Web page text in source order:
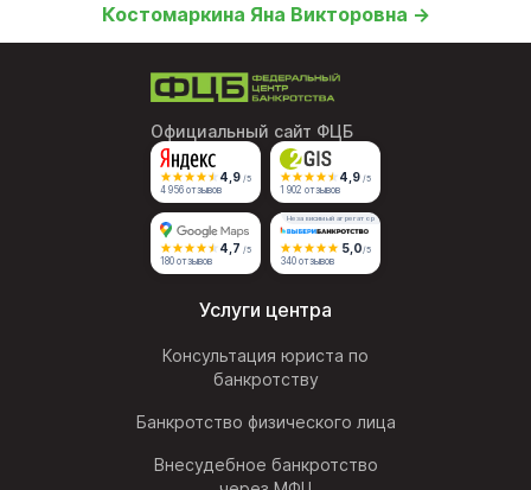
Костомаркина Яна Викторовна →
Официальный сайт ФЦБ
4,9 /5
4 956 отзывов
4,9 /5
1 902 отзывов
4,7 /5
180 отзывов
Независимый агрегатор
5,0/5
340 отзывов
Услуги центра
Консультация юриста по
банкротству
Банкротство физического лица
Внесудебное банкротство